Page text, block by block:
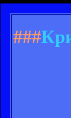
###